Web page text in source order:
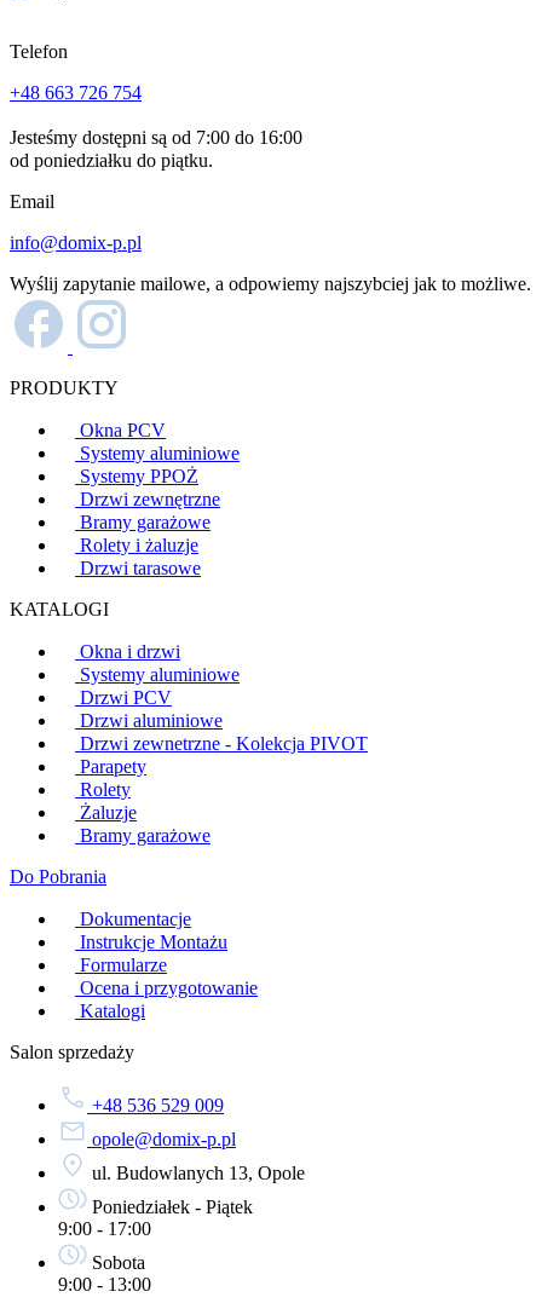
Telefon
+48 663 726 754
Jesteśmy dostępni są od 7:00 do 16:00
od poniedziałku do piątku.
Email
info@domix-p.pl
Wyślij zapytanie mailowe, a odpowiemy najszybciej jak to możliwe.
PRODUKTY
Okna PCV
Systemy aluminiowe
Systemy PPOŻ
Drzwi zewnętrzne
Bramy garażowe
Rolety i żaluzje
Drzwi tarasowe
KATALOGI
Okna i drzwi
Systemy aluminiowe
Drzwi PCV
Drzwi aluminiowe
Drzwi zewnetrzne - Kolekcja PIVOT
Parapety
Rolety
Żaluzje
Bramy garażowe
Do Pobrania
Dokumentacje
Instrukcje Montażu
Formularze
Ocena i przygotowanie
Katalogi
Salon sprzedaży
+48 536 529 009
opole@domix-p.pl
ul. Budowlanych 13, Opole
Poniedziałek - Piątek
9:00 - 17:00
Sobota
9:00 - 13:00